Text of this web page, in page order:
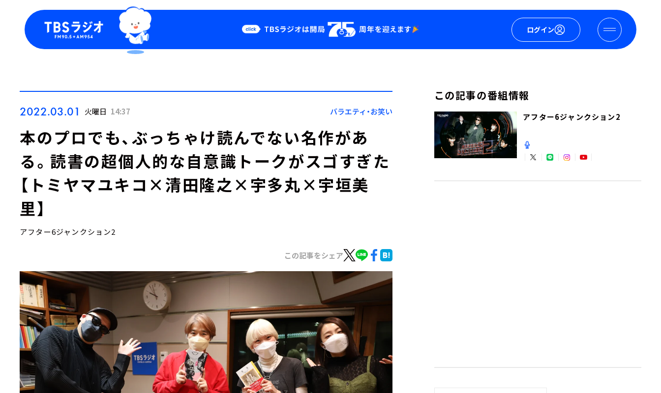
ログイン
Podcast
YouTube
会社情報
2022.03.01 火曜日 14:37 バラエティ・お笑い
本のプロでも、ぶっちゃけ読んでない名作があ
る。読書の超個人的な自意識トークがスゴすぎた
【トミヤマユキコ×清田隆之×宇多丸×宇垣美
里】
アフター6ジャンクション2
この記事をシェア
この記事の番組情報
アフター6ジャンクション2